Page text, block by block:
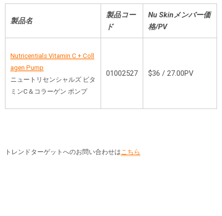
製品名
製品コー
ド
Nu Skinメンバー価
格/PV
Nutricentials Vitamin C + Coll
agen Pump
ニュートリセンシャルズ ビタ
ミンC＆コラーゲン ポンプ
01002527 $36 / 27.00PV
トレンドターゲットへのお問い合わせは こちら